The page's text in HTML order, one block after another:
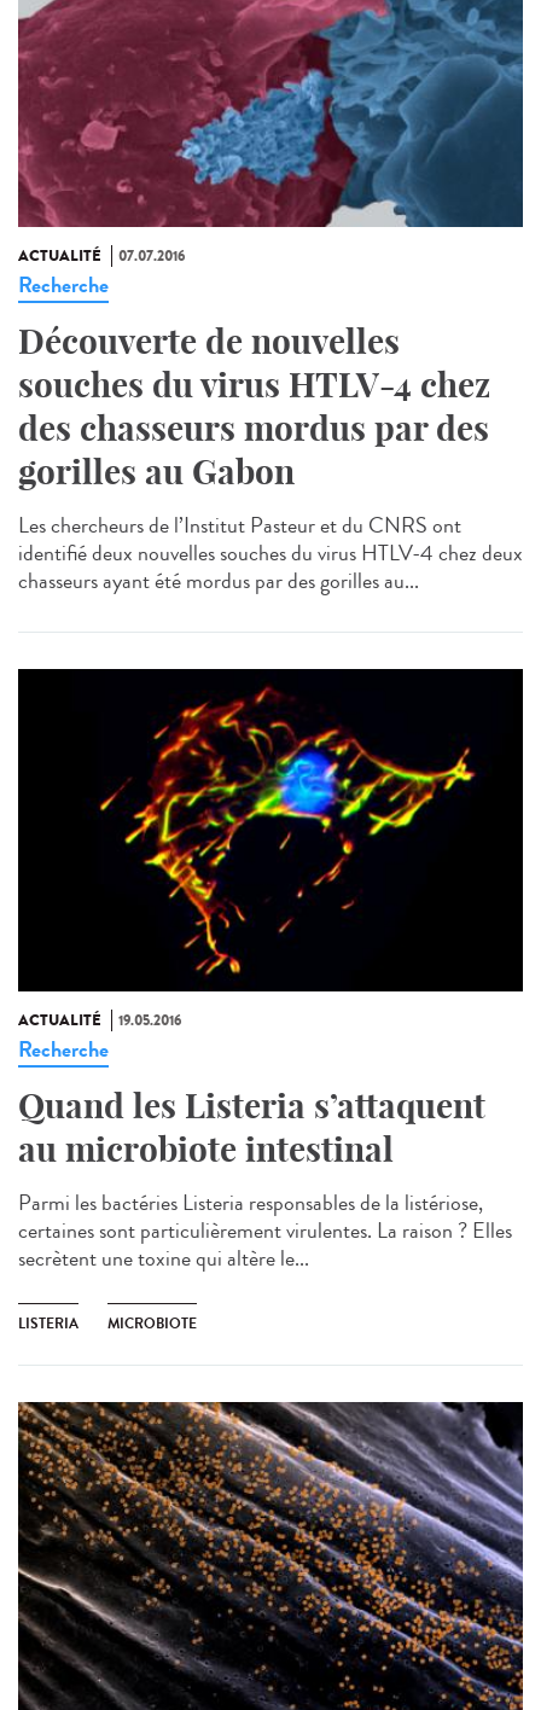
ACTUALITÉ 07.07.2016
Recherche
Découverte de nouvelles
souches du virus HTLV-4 chez
des chasseurs mordus par des
gorilles au Gabon
Les chercheurs de l’Institut Pasteur et du CNRS ont
identifié deux nouvelles souches du virus HTLV-4 chez deux
chasseurs ayant été mordus par des gorilles au...
ACTUALITÉ 19.05.2016
Recherche
Quand les Listeria s’attaquent
au microbiote intestinal
Parmi les bactéries Listeria responsables de la listériose,
certaines sont particulièrement virulentes. La raison ? Elles
secrètent une toxine qui altère le...
LISTERIA MICROBIOTE